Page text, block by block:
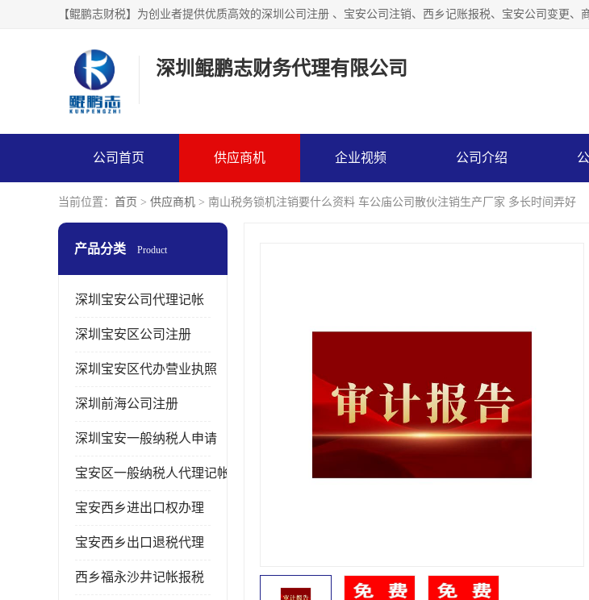
【鲲鹏志财税】为创业者提供优质高效的深圳公司注册 、宝安公司注销、西乡记账报税、宝安公司变更、
深圳鲲鹏志财务代理有限公司
公司首页 供应商机 企业视频 公司介绍
当前位置： 首页 > 供应商机 > 南山税务锁机注销要什么资料 车公庙公司散伙注销生产厂家 多长时间弄好
产品分类 Product
深圳宝安公司代理记帐
深圳宝安区公司注册
深圳宝安区代办营业执照
深圳前海公司注册
深圳宝安一般纳税人申请
宝安区一般纳税人代理记帐
宝安西乡进出口权办理
宝安西乡出口退税代理
西乡福永沙井记帐报税